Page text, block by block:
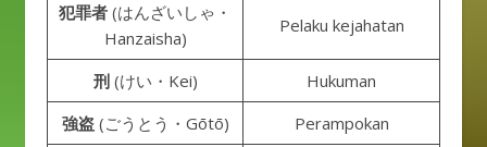
犯罪者 (はんざいしゃ・
Hanzaisha)
Pelaku kejahatan
刑(けい・Kei)
Hukuman
強盗(ごうとう・Gōtō) Perampokan